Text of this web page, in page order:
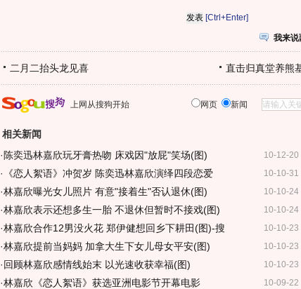
[Ctrl+Enter]
我来说
二月二抬头龙见喜 直击归真堂养熊
上网从搜狗开始 网页 新闻
相关新闻
10-12-20
· 陈奕迅林嘉欣玩牙膏热吻 床戏因"放屁"笑场(图)
10-10-31
· 《恋人絮语》冲贺岁 陈奕迅林嘉欣演绎四段恋爱
10-10-24
·林嘉欣曝光女儿照片 有意"接着生"否认退休(图)
10-10-24
·林嘉欣表示还想多生一胎 不退休但暂时不接戏(图)
10-10-23
·林嘉欣合作12男没火花 郑伊健想回乡下耕田(图)-搜
10-10-23
·林嘉欣提前当妈妈 加拿大生下女儿母女平安(图)
10-10-23
·回顾林嘉欣感情线始末 以光速收获幸福(图)
10-09-22
·林嘉欣《恋人絮语》获选亚洲电影节开幕电影